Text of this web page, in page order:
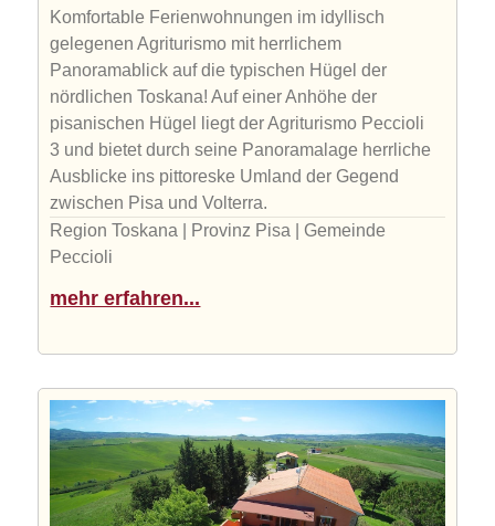
Komfortable Ferienwohnungen im idyllisch
gelegenen Agriturismo mit herrlichem
Panoramablick auf die typischen Hügel der
nördlichen Toskana! Auf einer Anhöhe der
pisanischen Hügel liegt der Agriturismo Peccioli
3 und bietet durch seine Panoramalage herrliche
Ausblicke ins pittoreske Umland der Gegend
zwischen Pisa und Volterra.
Region Toskana | Provinz Pisa | Gemeinde
Peccioli
mehr erfahren...